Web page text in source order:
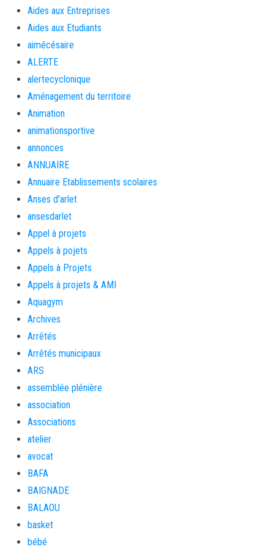
Aides aux Entreprises
Aides aux Etudiants
aimécésaire
ALERTE
alertecyclonique
Aménagement du territoire
Animation
animationsportive
annonces
ANNUAIRE
Annuaire Etablissements scolaires
Anses d'arlet
ansesdarlet
Appel à projets
Appels à pojets
Appels à Projets
Appels à projets & AMI
Aquagym
Archives
Arrêtés
Arrêtés municipaux
ARS
assemblée plénière
association
Associations
atelier
avocat
BAFA
BAIGNADE
BALAOU
basket
bébé